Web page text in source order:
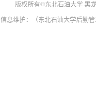
版权所有©东北石油大学 黑
信息维护：（东北石油大学后勤